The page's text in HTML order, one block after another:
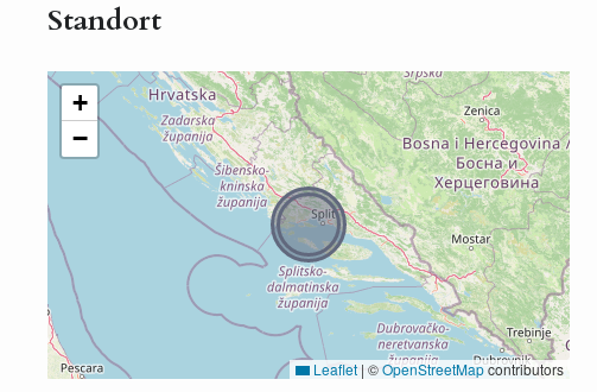
Standort
+
−
Leaflet | ©OpenStreetMapcontributors